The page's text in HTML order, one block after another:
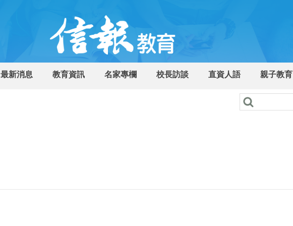
最新消息 教育資訊 名家專欄 校長訪談 直資人語 親子教育